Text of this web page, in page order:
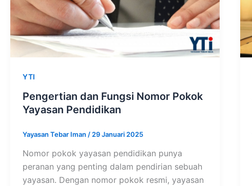
YTI
Pengertian dan Fungsi Nomor Pokok
Yayasan Pendidikan
Yayasan Tebar Iman / 29 Januari 2025
Nomor pokok yayasan pendidikan punya
peranan yang penting dalam pendirian sebuah
yayasan. Dengan nomor pokok resmi, yayasan